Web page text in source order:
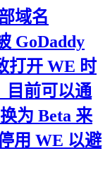
域名
GoDaddy
打开 WE 时
目前可以通
为 Beta 来
用 WE 以避